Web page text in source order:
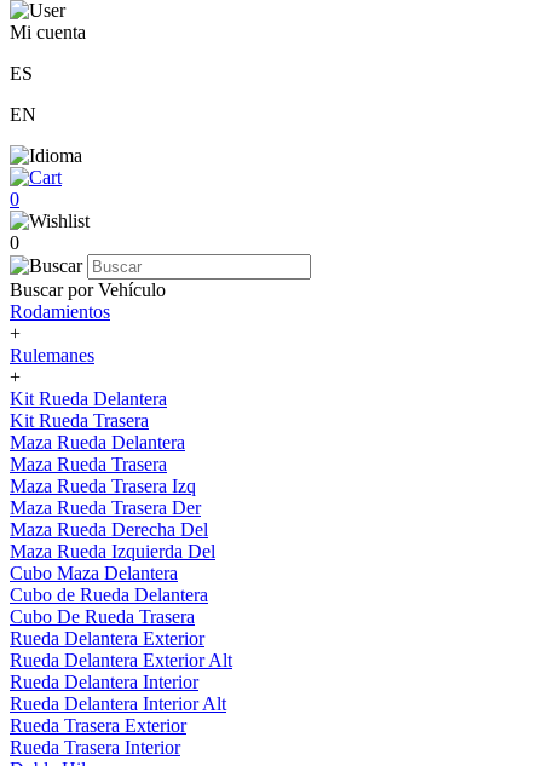
Mi cuenta
ES
EN
0
0
Buscar por Vehículo
Rodamientos
+
Rulemanes
+
Kit Rueda Delantera
Kit Rueda Trasera
Maza Rueda Delantera
Maza Rueda Trasera
Maza Rueda Trasera Izq
Maza Rueda Trasera Der
Maza Rueda Derecha Del
Maza Rueda Izquierda Del
Cubo Maza Delantera
Cubo de Rueda Delantera
Cubo De Rueda Trasera
Rueda Delantera Exterior
Rueda Delantera Exterior Alt
Rueda Delantera Interior
Rueda Delantera Interior Alt
Rueda Trasera Exterior
Rueda Trasera Interior